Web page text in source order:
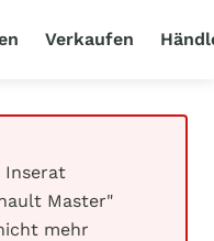
Verkaufen
Inserat
Master"
mehr